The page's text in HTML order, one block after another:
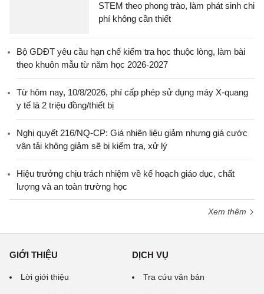
STEM theo phong trào, làm phát sinh chi
phí không cần thiết
Bộ GDĐT yêu cầu hạn chế kiểm tra học thuộc lòng, làm bài
theo khuôn mẫu từ năm học 2026-2027
Từ hôm nay, 10/8/2026, phí cấp phép sử dụng máy X-quang
y tế là 2 triệu đồng/thiết bị
Nghị quyết 216/NQ-CP: Giá nhiên liệu giảm nhưng giá cước
vận tải không giảm sẽ bị kiểm tra, xử lý
Hiệu trưởng chịu trách nhiệm về kế hoạch giáo dục, chất
lượng và an toàn trường học
Xem thêm
GIỚI THIỆU
Lời giới thiệu
DỊCH VỤ
Tra cứu văn bản